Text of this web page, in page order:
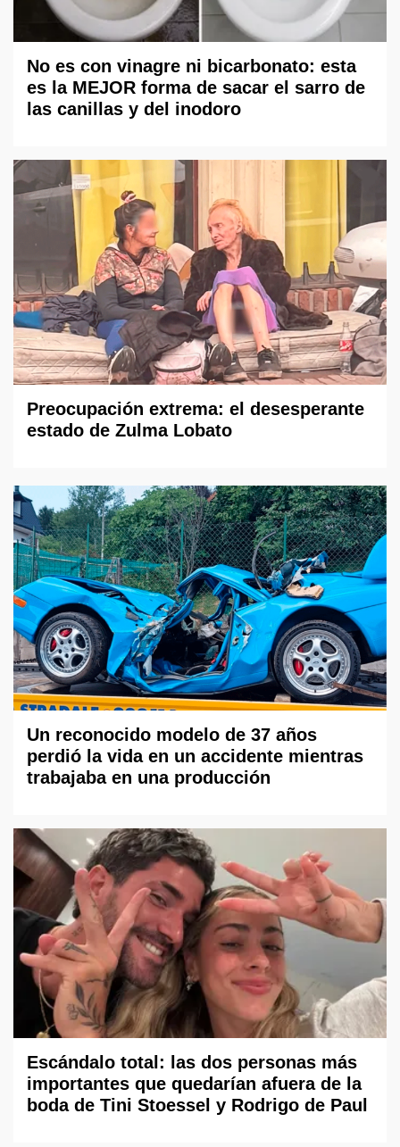
No es con vinagre ni bicarbonato: esta
es la MEJOR forma de sacar el sarro de
las canillas y del inodoro
Preocupación extrema: el desesperante
estado de Zulma Lobato
Un reconocido modelo de 37 años
perdió la vida en un accidente mientras
trabajaba en una producción
Escándalo total: las dos personas más
importantes que quedarían afuera de la
boda de Tini Stoessel y Rodrigo de Paul